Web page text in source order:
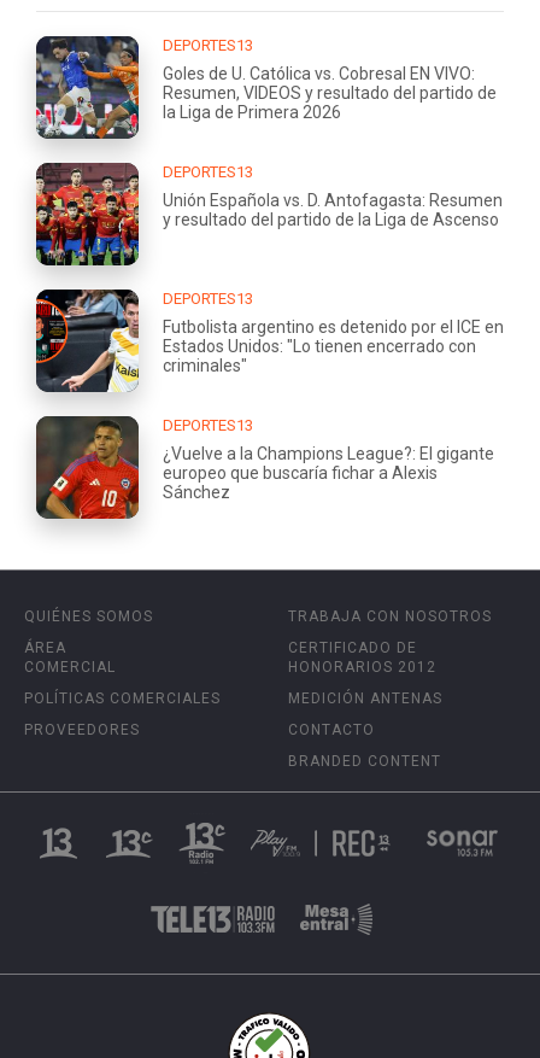
DEPORTES13
Goles de U. Católica vs. Cobresal EN VIVO:
Resumen, VIDEOS y resultado del partido de
la Liga de Primera 2026
DEPORTES13
Unión Española vs. D. Antofagasta: Resumen
y resultado del partido de la Liga de Ascenso
DEPORTES13
Futbolista argentino es detenido por el ICE en
Estados Unidos: "Lo tienen encerrado con
criminales"
DEPORTES13
¿Vuelve a la Champions League?: El gigante
europeo que buscaría fichar a Alexis
Sánchez
QUIÉNES SOMOS
ÁREA
COMERCIAL
POLÍTICAS COMERCIALES
PROVEEDORES
TRABAJA CON NOSOTROS
CERTIFICADO DE
HONORARIOS 2012
MEDICIÓN ANTENAS
CONTACTO
BRANDED CONTENT